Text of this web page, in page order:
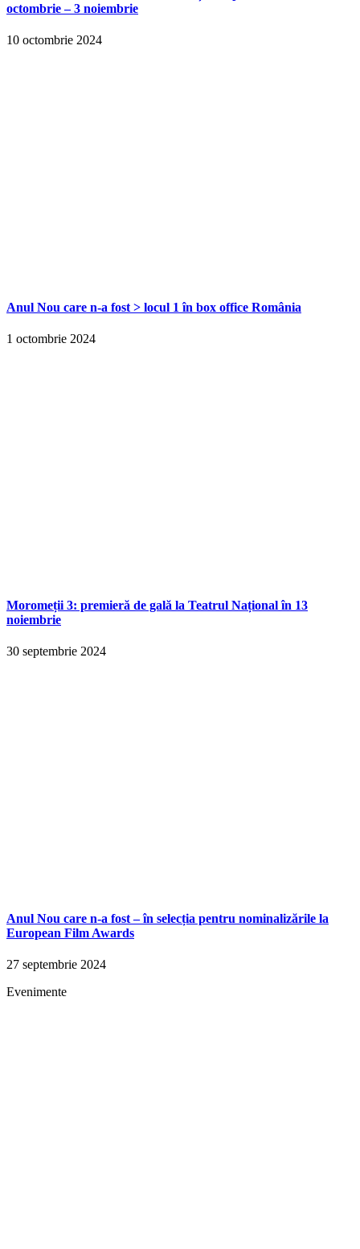
octombrie – 3 noiembrie
10 octombrie 2024
Anul Nou care n-a fost > locul 1 în box office România
1 octombrie 2024
Moromeții 3: premieră de gală la Teatrul Național în 13
noiembrie
30 septembrie 2024
Anul Nou care n-a fost – în selecția pentru nominalizările la
European Film Awards
27 septembrie 2024
Evenimente